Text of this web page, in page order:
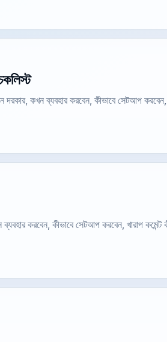
কখন ব্যবহার করবেন, কীভাবে সেটআপ করবেন,
করবেন, কীভাবে সেটআপ করবেন, খারাপ কমেন্ট